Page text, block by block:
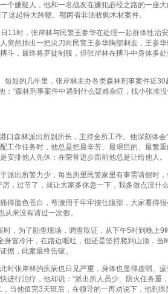
个嫌疑人，他和一名战友在嫌犯必经之路的一座
这起特大跨赣、鄂两省非法收购木材案件。
时，张岸林与民警王参华在处理一起群体性治安
突然抽出一把尖刀向民警王参华胸部剌去，王参华
斗，最终将歹徒制服，但张岸林在搏斗中身体多
短的几年里，张岸林主办各类森林刑事案件近30
“森林刑事案件中遇到什么疑难杂症，找小张准
森林派出所副所长，主持全所工作。他深刻体会
工作任务时，他总是把最辛苦、最艰巨的、最繁
排他人先休；在荣誉进步面前他总是让给他人。
出所警力少，每当所里民警家里有事需请假时，
，过节了，就让大家多休息一下，我多做点没什
脸色苍白，弯腰用手牢牢按住腹部，大家看得很
来没有请过一次假。
，为了勘查现场，调查取证，从下午5时到晚上9
冒冷汗，在路边呕吐，但还是坚持爬到山顶，当
据，此案最终告破。
张岸林的疾病也日见严重，身体也显得虚弱、疲
进行治疗，他却说：“派出所人员少、防火任务重
当他值完3天班后，在领导的一再劝说下，他到医